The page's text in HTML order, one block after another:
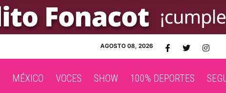
AGOSTO 08, 2026
MÉXICO VOCES SHOW 100% DEPORTES